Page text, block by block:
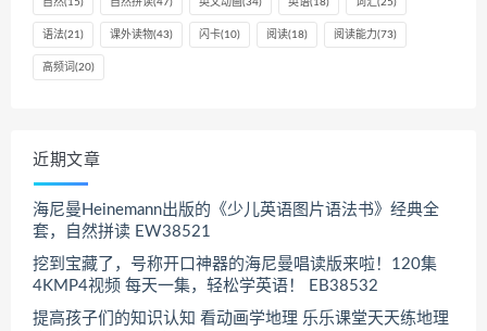
自然(15) 自然拼读(47) 英文动画(34) 英语(18) 词汇 (25)
语法(21) 课外读物(43) 闪卡(10) 阅读(18) 阅读能力(73)
高频词 (20)
近期文章
海尼曼Heinemann出版的《少儿英语图片语法书》经典全
套，自然拼读 EW38521
挖到宝藏了，号称开口神器的海尼曼唱读版来啦！120集
4KMP4视频 每天一集，轻松学英语！ EB38532
提高孩子们的知识认知 看动画学地理 乐乐课堂天天练地理